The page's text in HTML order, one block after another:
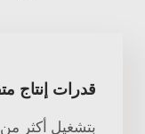
قدرات إنتاج